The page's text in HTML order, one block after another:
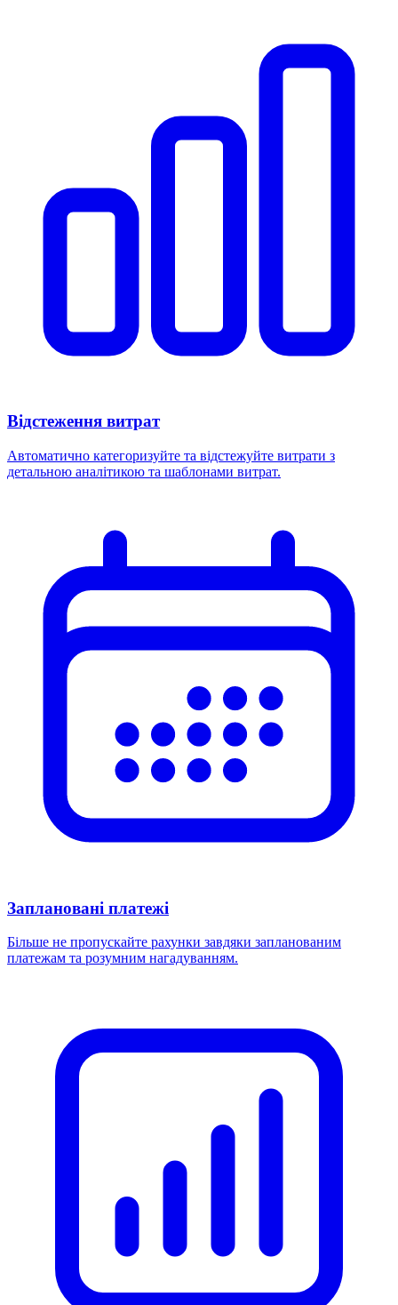
Відстеження витрат
Автоматично категоризуйте та відстежуйте витрати з
детальною аналітикою та шаблонами витрат.
Заплановані платежі
Більше не пропускайте рахунки завдяки запланованим
платежам та розумним нагадуванням.